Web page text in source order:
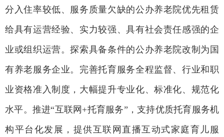
分入住率较低、服务质量欠缺的公办养老院优先租赁
给具有运营经验、实力较强、具有社会责任感强的企
业或组织运营。探索具备条件的公办养老院改制为国
有养老服务企业。完善托育服务全程监督、行业和职
业资格准入制度，大幅提升专业化、标准化、规范化
水平。推进“互联网+托育服务”，支持优质托育服务机
构平台化发展，提供互联网直播互动式家庭育儿服